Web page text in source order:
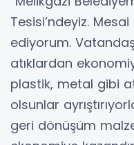
Tesisi’ndeyiz.
ediyorum.
atıklardan
plastik, metal gibi
olsunlar
geri dönüşüm